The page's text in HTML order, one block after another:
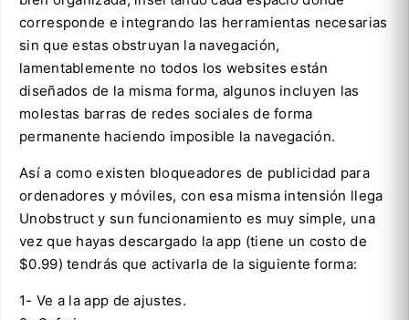
corresponde e integrando las herramientas necesarias
sin que estas obstruyan la navegación,
lamentablemente no todos los websites están
diseñados de la misma forma, algunos incluyen las
molestas barras de redes sociales de forma
permanente haciendo imposible la navegación.
Así a como existen bloqueadores de publicidad para
ordenadores y móviles, con esa misma intensión llega
Unobstruct y sun funcionamiento es muy simple, una
vez que hayas descargado la app (tiene un costo de
$0.99) tendrás que activarla de la siguiente forma:
1- Ve a la app de ajustes.